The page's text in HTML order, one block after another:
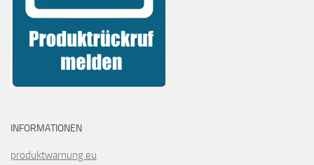
INFORMATIONEN
produktwarnung.eu